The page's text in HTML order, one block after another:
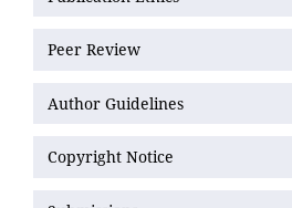
Peer Review
Author Guidelines
Copyright Notice